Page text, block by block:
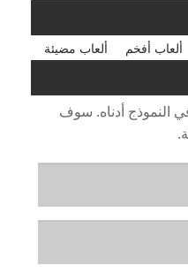
ألعاب مضيئة
ألعاب أفخم
النموذج أدناه. سوف